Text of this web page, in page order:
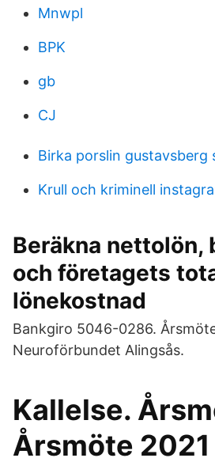
Mnwpl
BPK
gb
CJ
Birka porslin gustavsberg
Krull och kriminell
Beräkna nettolön,
och företagets
lönekostnad
Bankgiro 5046-0286.
Neuroförbundet Alingsås.
Kallelse.
Årsmöte 2021